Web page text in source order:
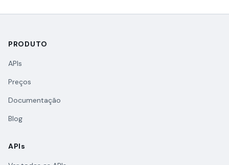
PRODUTO
APIs
Preços
Documentação
Blog
APIs